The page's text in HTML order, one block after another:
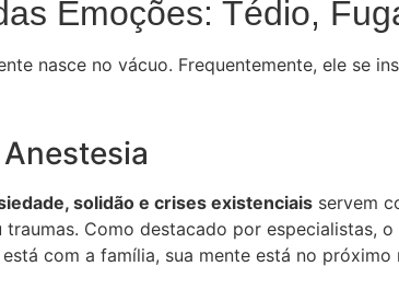
Emoções: Tédio,
nasce no vácuo. Frequentemente, ele se
solidão e crises existenciais servem
traumas. Como destacado por especialistas,
com a família, sua mente está no